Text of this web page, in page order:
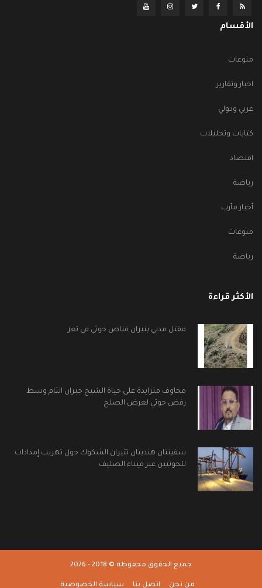
الأقسام
منوعات
اخبار وتقارير
عربي ودولي
كتابات وتحليلات
اقتصاد
رياضة
أخبار مأرب
منوعات
رياضة
الأكثر قراءة
مقتل مدني بنيران قناص حوثي في تعز
مخاوف متزايدة على حياة الشيخ جبران التام وسط
رفض حوثي لعرض الصلح
سفينتان هنديتان تثيران الشكوك حول تهريب إمدادات
للحوثيين عبر ميناء الصليف
جميع الحقوق محفوظة © 2018 - 2026
من نحن اتصل بنا سياسة الخصوصية